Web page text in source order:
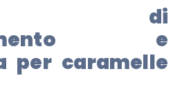
di
e
per caramelle